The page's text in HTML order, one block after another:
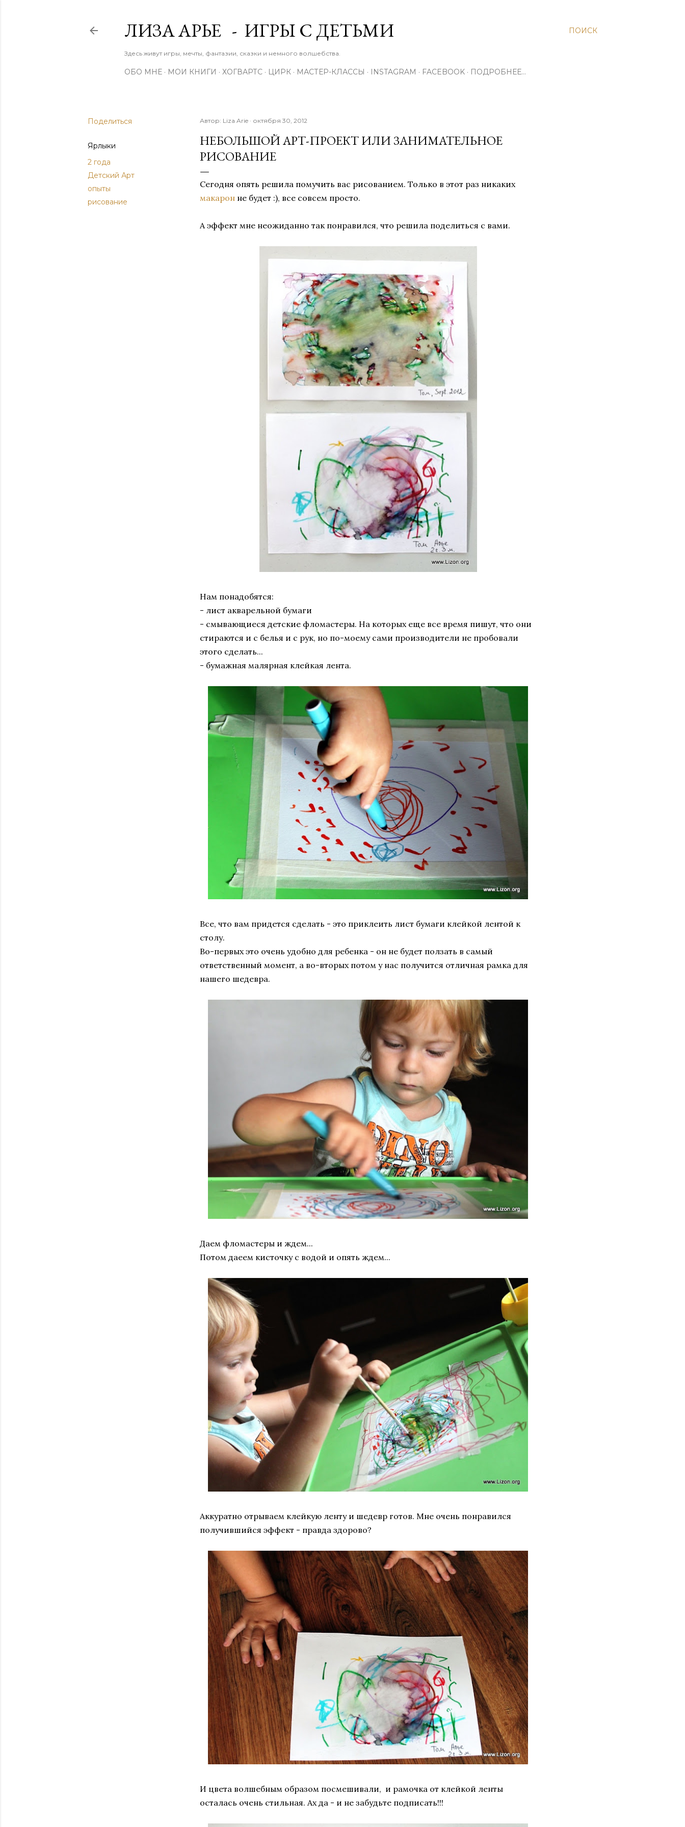
ПОИСК
ЛИЗА АРЬЕ - ИГРЫ С ДЕТЬМИ
Здесь живут игры, мечты, фантазии, сказки и немного волшебства.
ОБО МНЕ МОИ КНИГИ ХОГВАРТС ЦИРК МАСТЕР-КЛАССЫ INSTAGRAM FACEBOOK ПОДРОБНЕЕ…
Поделиться
Ярлыки
2 года
Детский Арт
опыты
рисование
Автор: Liza Arie октября 30, 2012
НЕБОЛЬШОЙ АРТ-ПРОЕКТ ИЛИ ЗАНИМАТЕЛЬНОЕ
РИСОВАНИЕ
Сегодня опять решила помучить вас рисованием. Только в этот раз никаких
макарон не будет :), все совсем просто.
А эффект мне неожиданно так понравился, что решила поделиться с вами.
Нам понадобятся:
- лист акварельной бумаги
- смывающиеся детские фломастеры. На которых еще все время пишут, что они
стираются и с белья и с рук, но по-моему сами производители не пробовали
этого сделать...
- бумажная малярная клейкая лента.
Все, что вам придется сделать - это приклеить лист бумаги клейкой лентой к
столу.
Во-первых это очень удобно для ребенка - он не будет ползать в самый
ответственный момент, а во-вторых потом у нас получится отличная рамка для
нашего шедевра.
Даем фломастеры и ждем...
Потом даеем кисточку с водой и опять ждем...
Аккуратно отрываем клейкую ленту и шедевр готов. Мне очень понравился
получившийся эффект - правда здорово?
И цвета волшебным образом посмешивали, и рамочка от клейкой ленты
осталась очень стильная. Ах да - и не забудьте подписать!!!